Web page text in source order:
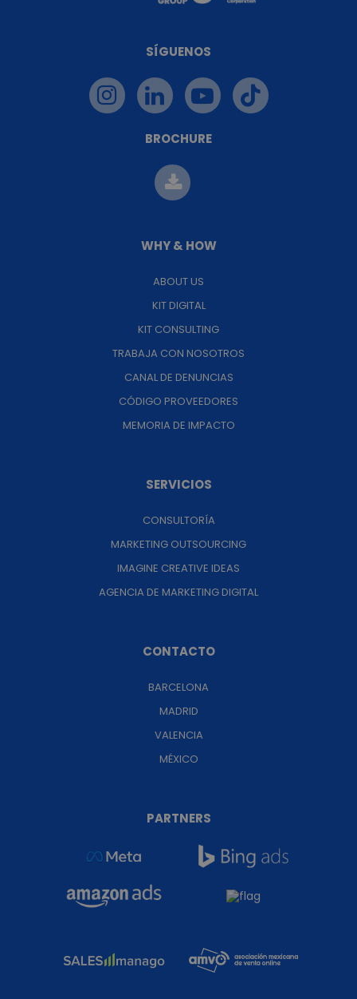
SÍGUENOS
BROCHURE
WHY & HOW
ABOUT US
KIT DIGITAL
KIT CONSULTING
TRABAJA CON NOSOTROS
CANAL DE DENUNCIAS
CÓDIGO PROVEEDORES
MEMORIA DE IMPACTO
SERVICIOS
CONSULTORÍA
MARKETING OUTSOURCING
IMAGINE CREATIVE IDEAS
AGENCIA DE MARKETING DIGITAL
CONTACTO
BARCELONA
MADRID
VALENCIA
MÉXICO
PARTNERS